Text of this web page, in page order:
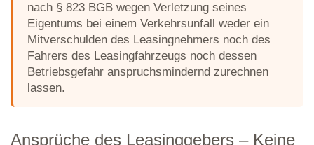
nach § 823 BGB wegen Verletzung seines
Eigentums bei einem Verkehrsunfall weder ein
Mitverschulden des Leasingnehmers noch des
Fahrers des Leasingfahrzeugs noch dessen
Betriebsgefahr anspruchsmindernd zurechnen
lassen.
Ansprüche des Leasinggebers – Keine